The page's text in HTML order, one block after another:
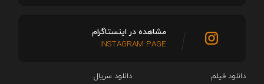
دانلود فیلم
دانلود سریال‌
مشاهده در اینستاگرام
INSTAGRAM PAGE